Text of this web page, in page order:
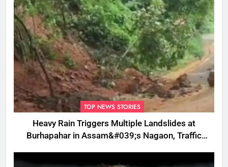
TOP NEWS STORIES
Heavy Rain Triggers Multiple Landslides at
Burhapahar in Assam&#039;s Nagaon, Traffic